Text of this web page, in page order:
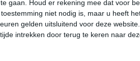
gaan.
Houd er rekening mee dat voor
niet nodig is, maar u heeft
gelden uitsluitend voor deze
intrekken door terug te keren naar
19:00 22:00 01:00